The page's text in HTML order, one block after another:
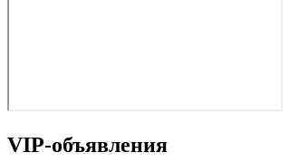
VIP-объявления